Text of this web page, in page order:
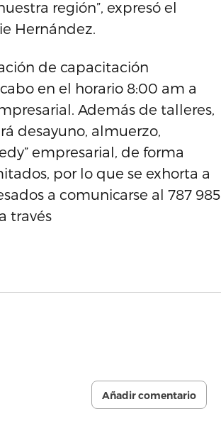
región”, expresó el
Hernández.
de capacitación
en el horario 8:00 am a
Además de talleres,
desayuno, almuerzo,
empresarial, de forma
por lo que se exhorta a
a comunicarse al 787 985
través
Añadir comentario